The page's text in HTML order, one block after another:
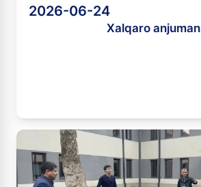
2026-06-24
Xalqaro anjuman